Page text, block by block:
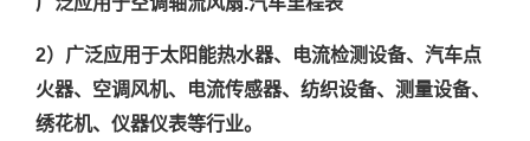
2）广泛应用于太阳能热水器、电流检测设备、汽车点
火器、空调风机、电流传感器、纺织设备、测量设备、
绣花机、仪器仪表等行业。